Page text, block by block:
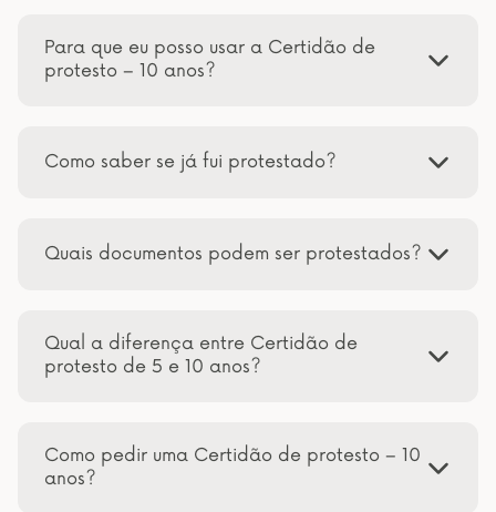
Para que eu posso usar a Certidão de
protesto – 10 anos?
Como saber se já fui protestado?
Quais documentos podem ser protestados?
Qual a diferença entre Certidão de
protesto de 5 e 10 anos?
Como pedir uma Certidão de protesto – 10
anos?